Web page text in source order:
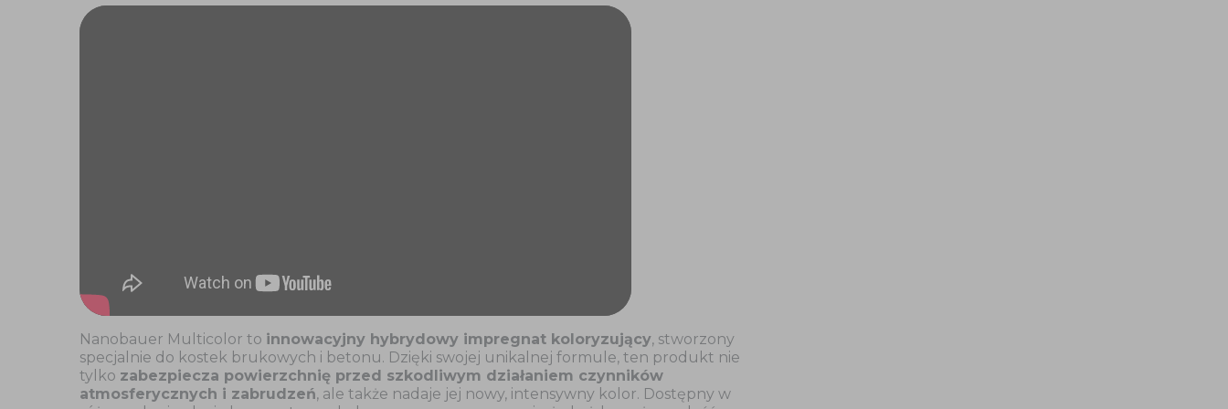
Nanobauer Multicolor to innowacyjny hybrydowy impregnat koloryzujący, stworzony
specjalnie do kostek brukowych i betonu. Dzięki swojej unikalnej formule, ten produkt nie
tylko zabezpiecza powierzchnię przed szkodliwym działaniem czynników
atmosferycznych i zabrudzeń, ale także nadaje jej nowy, intensywny kolor. Dostępny w